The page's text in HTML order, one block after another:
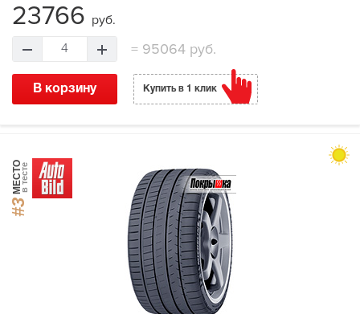
23766 руб.
4 =95064 руб.
В корзину Купить в 1 клик
#3
МЕСТОв тесте